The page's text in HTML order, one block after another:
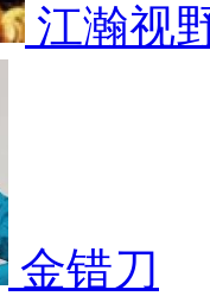
江瀚视
金错刀